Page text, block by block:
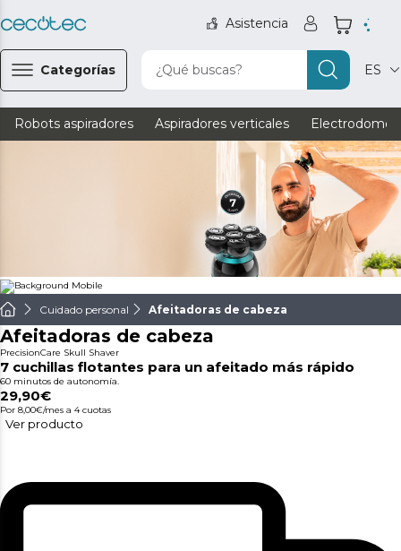
Asistencia
Categorías ¿Qué buscas? ES
Robots aspiradores Aspiradores verticales
Cuidado personal Afeitadoras de cabeza
Afeitadoras de cabeza
PrecisionCare Skull Shaver
7 cuchillas flotantes para un afeitado más rápido
60 minutos de autonomía.
29,90€
Por 8,00€/mes a 4 cuotas
Ver producto